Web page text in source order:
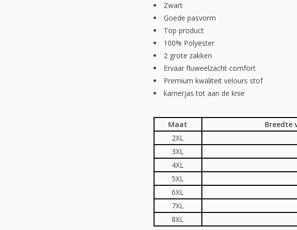
Zwart
Goede pasvorm
Top product
100% Polyester
2 grote zakken
Ervaar fluweelzacht comfort
Premium kwaliteit velours stof
kamerjas tot aan de knie
Maat
Breedte
2XL
3XL
4XL
5XL
6XL
7XL
8XL